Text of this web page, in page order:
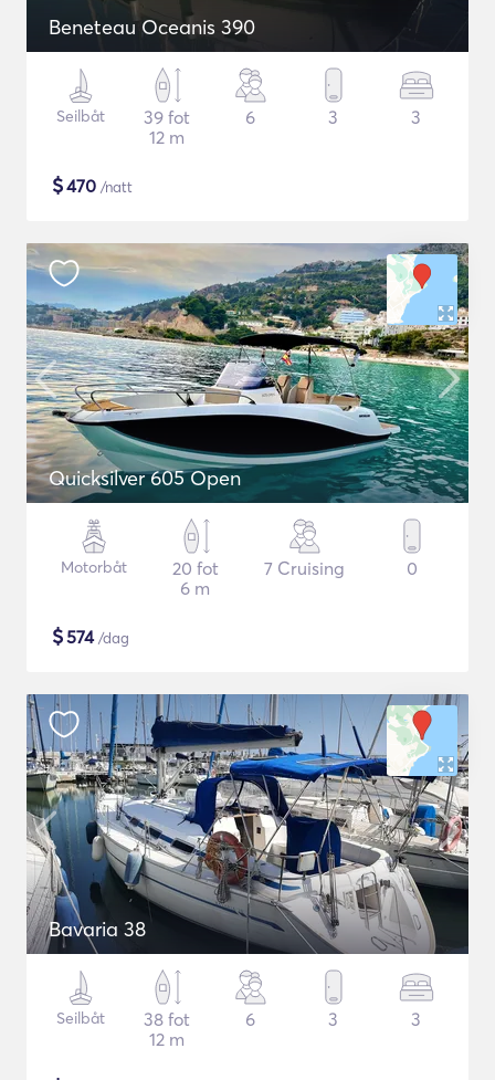
Beneteau Oceanis 390
Seilbåt
39 fot
12 m
6 3 3
$470 /natt
Quicksilver 605 Open
Motorbåt
20 fot
6 m
7 Cruising 0
$574/dag
Bavaria 38
Seilbåt
38 fot
12 m
6 3 3